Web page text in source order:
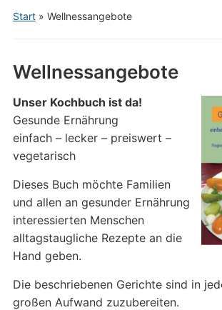
Start» Wellnessangebote
Wellnessangebote
Unser Kochbuch ist da!
Gesunde Ernährung
einfach – lecker – preiswert –
vegetarisch
Dieses Buch möchte Familien
und allen an gesunder Ernährung
interessierten Menschen
alltagstaugliche Rezepte an die
Hand geben.
Die beschriebenen Gerichte sind in
großen Aufwand zuzubereiten.